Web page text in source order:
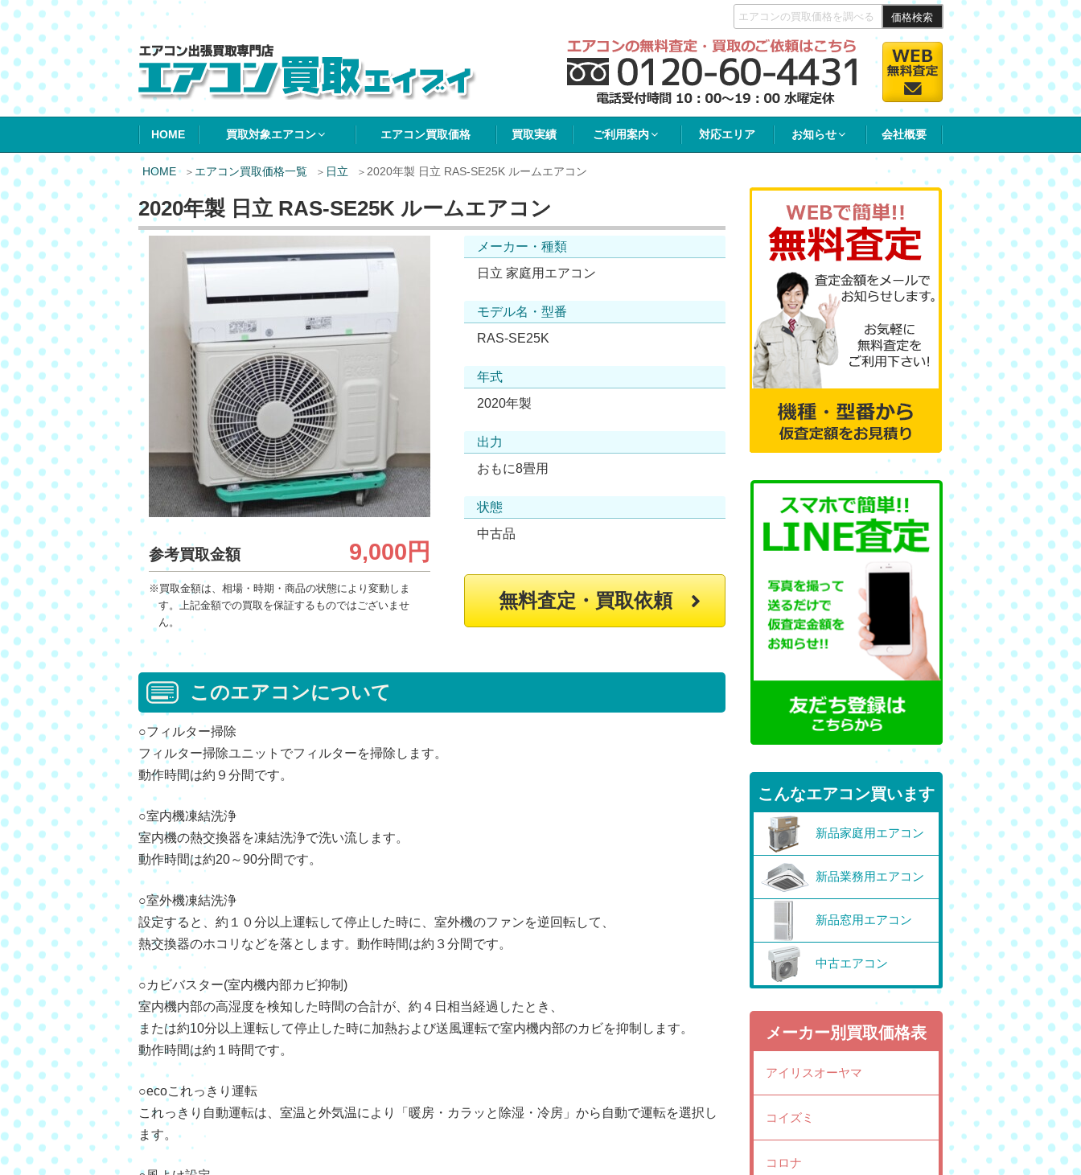
価格検索
エアコン買取エイブイ
HOME 買取対象エアコン エアコン買取価格 買取実績 ご利用案内 対応エリア お知らせ 会社概要
HOME エアコン買取価格一覧 日立 2020年製 日立 RAS-SE25K ルームエアコン
2020年製 日立 RAS-SE25K ルームエアコン
参考買取金額 9,000円
※買取金額は、相場・時期・商品の状態により変動しま
す。上記金額での買取を保証するものではございませ
ん。
メーカー・種類
日立 家庭用エアコン
モデル名・型番
RAS-SE25K
年式
2020年製
出力
おもに8畳用
状態
中古品
無料査定・買取依頼
このエアコンについて
○フィルター掃除
フィルター掃除ユニットでフィルターを掃除します。
動作時間は約９分間です。
○室内機凍結洗浄
室内機の熱交換器を凍結洗浄で洗い流します。
動作時間は約20～90分間です。
○室外機凍結洗浄
設定すると、約１０分以上運転して停止した時に、室外機のファンを逆回転して、
熱交換器のホコリなどを落とします。動作時間は約３分間です。
○カビバスター(室内機内部カビ抑制)
室内機内部の高湿度を検知した時間の合計が、約４日相当経過したとき、
または約10分以上運転して停止した時に加熱および送風運転で室内機内部のカビを抑制します。
動作時間は約１時間です。
○ecoこれっきり運転
これっきり自動運転は、室温と外気温により「暖房・カラッと除湿・冷房」から自動で運転を選択し
ます。
こんなエアコン買います
新品家庭用エアコン
新品業務用エアコン
新品窓用エアコン
中古エアコン
メーカー別買取価格表
アイリスオーヤマ
コイズミ
コロナ